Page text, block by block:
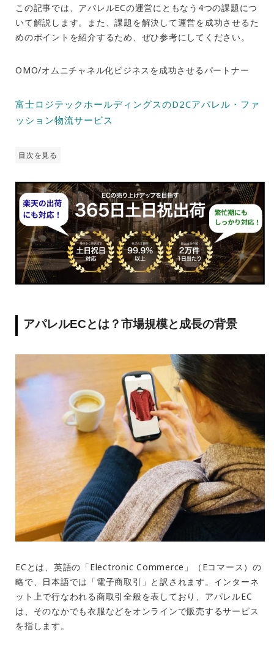
この記事では、アパレルECの運営にともなう 4つの課題につ
いて解説します。また、課題を解決して運営を成功させるた
めのポイントを紹介するため、ぜひ参考にしてください。
OMO/オムニチャネル化ビジネスを成功させるパートナー
富士ロジテックホールディングスのD2Cアパレル・ファ
ッション物流サービス
目次を見る
アパレルECとは？市場規模と成長の背景
ECとは、英語の「Electronic Commerce 」（ Eコマース）の
略で、日本語では「電子商取引」と訳されます。インターネ
ット上で行なわれる商取引全般を表しており、アパレルEC
は、そのなかでも衣服などをオンラインで販売するサービス
を指します。